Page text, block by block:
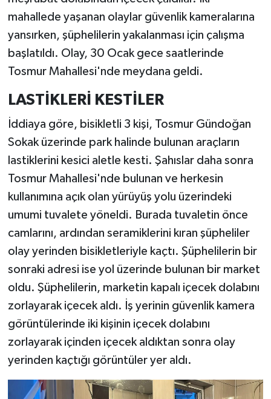
mahallede yaşanan olaylar güvenlik kameralarına
yansırken, şüphelilerin yakalanması için çalışma
başlatıldı. Olay, 30 Ocak gece saatlerinde
Tosmur Mahallesi'nde meydana geldi.
LASTİKLERİ KESTİLER
İddiaya göre, bisikletli 3 kişi, Tosmur Gündoğan
Sokak üzerinde park halinde bulunan araçların
lastiklerini kesici aletle kesti. Şahıslar daha sonra
Tosmur Mahallesi'nde bulunan ve herkesin
kullanımına açık olan yürüyüş yolu üzerindeki
umumi tuvalete yöneldi. Burada tuvaletin önce
camlarını, ardından seramiklerini kıran şüpheliler
olay yerinden bisikletleriyle kaçtı. Şüphelilerin bir
sonraki adresi ise yol üzerinde bulunan bir market
oldu. Şüphelilerin, marketin kapalı içecek dolabını
zorlayarak içecek aldı. İş yerinin güvenlik kamera
görüntülerinde iki kişinin içecek dolabını
zorlayarak içinden içecek aldıktan sonra olay
yerinden kaçtığı görüntüler yer aldı.